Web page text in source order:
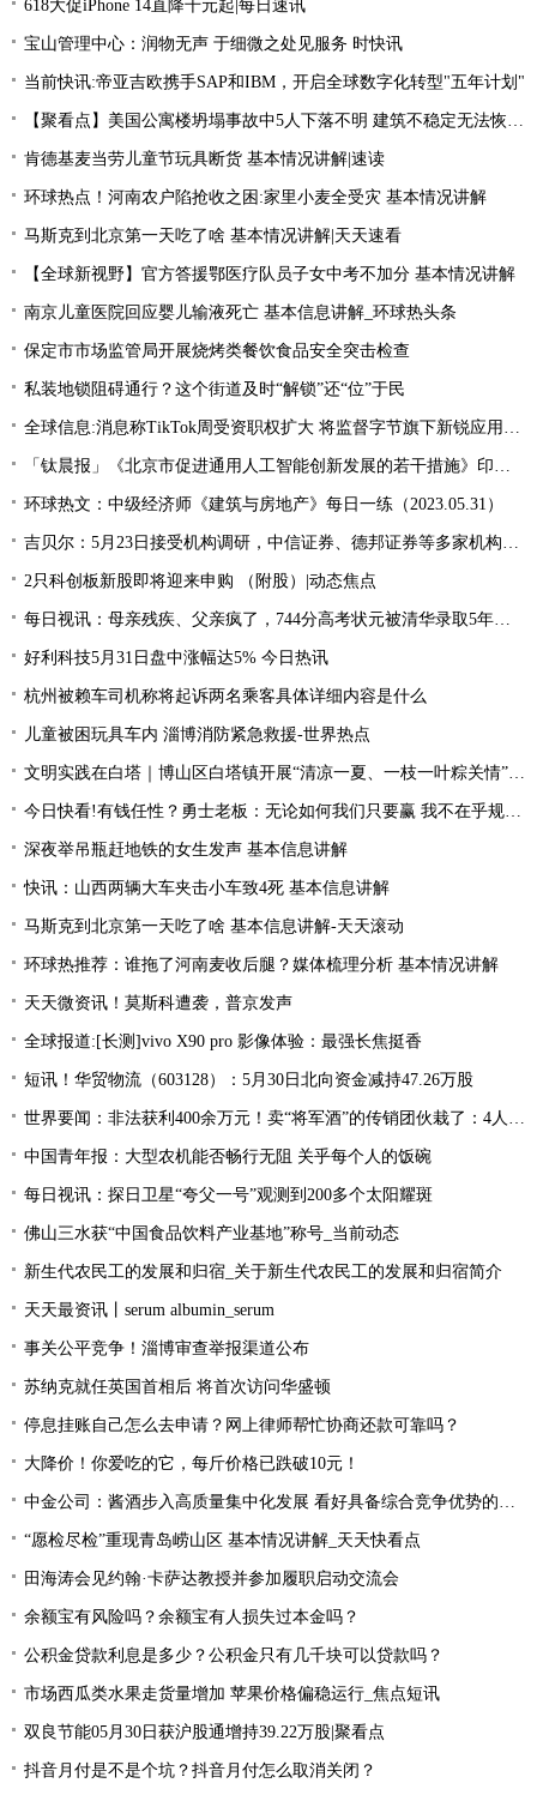
618大促iPhone 14直降千元起|每日速讯
宝山管理中心：润物无声 于细微之处见服务 时快讯
当前快讯:帝亚吉欧携手SAP和IBM，开启全球数字化转型"五年计划"
【聚看点】美国公寓楼坍塌事故中5人下落不明 建筑不稳定无法恢复搜索
肯德基麦当劳儿童节玩具断货 基本情况讲解|速读
环球热点！河南农户陷抢收之困:家里小麦全受灾 基本情况讲解
马斯克到北京第一天吃了啥 基本情况讲解|天天速看
【全球新视野】官方答援鄂医疗队员子女中考不加分 基本情况讲解
南京儿童医院回应婴儿输液死亡 基本信息讲解_环球热头条
保定市市场监管局开展烧烤类餐饮食品安全突击检查
私装地锁阻碍通行？这个街道及时“解锁”还“位”于民
全球信息:消息称TikTok周受资职权扩大 将监督字节旗下新锐应用Lemon8
「钛晨报」《北京市促进通用人工智能创新发展的若干措施》印发；国家发改委：国内汽、柴油价格（标准品）每吨分别提高100元和95元；燃油附加费年内第三次下调
环球热文：中级经济师《建筑与房地产》每日一练（2023.05.31）
吉贝尔：5月23日接受机构调研，中信证券、德邦证券等多家机构参与 今日热讯
2只科创板新股即将迎来申购 （附股）|动态焦点
每日视讯：母亲残疾、父亲疯了，744分高考状元被清华录取5年后，如今怎么样
好利科技5月31日盘中涨幅达5% 今日热讯
杭州被赖车司机称将起诉两名乘客具体详细内容是什么
儿童被困玩具车内 淄博消防紧急救援-世界热点
文明实践在白塔｜博山区白塔镇开展“清凉一夏、一枝一叶粽关情”会员日活动
今日快看!有钱任性？勇士老板：无论如何我们只要赢 我不在乎规则怎么限制
深夜举吊瓶赶地铁的女生发声 基本信息讲解
快讯：山西两辆大车夹击小车致4死 基本信息讲解
马斯克到北京第一天吃了啥 基本信息讲解-天天滚动
环球热推荐：谁拖了河南麦收后腿？媒体梳理分析 基本情况讲解
天天微资讯！莫斯科遭袭，普京发声
全球报道:[长测]vivo X90 pro 影像体验：最强长焦挺香
短讯！华贸物流（603128）：5月30日北向资金减持47.26万股
世界要闻：非法获利400余万元！卖“将军酒”的传销团伙栽了：4人被抓
中国青年报：大型农机能否畅行无阻 关乎每个人的饭碗
每日视讯：探日卫星“夸父一号”观测到200多个太阳耀斑
佛山三水获“中国食品饮料产业基地”称号_当前动态
新生代农民工的发展和归宿_关于新生代农民工的发展和归宿简介
天天最资讯丨serum albumin_serum
事关公平竞争！淄博审查举报渠道公布
苏纳克就任英国首相后 将首次访问华盛顿
停息挂账自己怎么去申请？网上律师帮忙协商还款可靠吗？
大降价！你爱吃的它，每斤价格已跌破10元！
中金公司：酱酒步入高质量集中化发展 看好具备综合竞争优势的龙头公司
“愿检尽检”重现青岛崂山区 基本情况讲解_天天快看点
田海涛会见约翰·卡萨达教授并参加履职启动交流会
余额宝有风险吗？余额宝有人损失过本金吗？
公积金贷款利息是多少？公积金只有几千块可以贷款吗？
市场西瓜类水果走货量增加 苹果价格偏稳运行_焦点短讯
双良节能05月30日获沪股通增持39.22万股|聚看点
抖音月付是不是个坑？抖音月付怎么取消关闭？